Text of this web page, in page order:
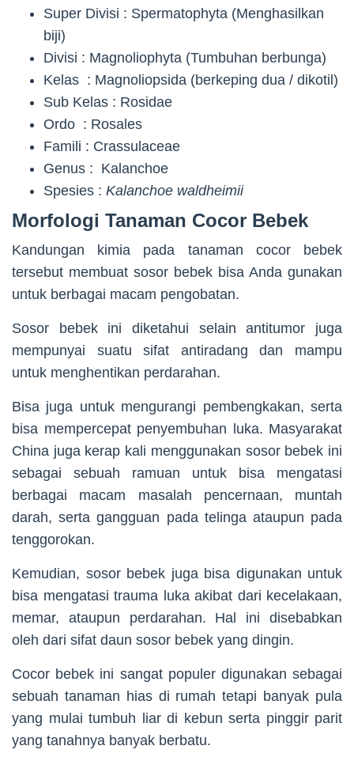
Super Divisi : Spermatophyta (Menghasilkan
biji)
Divisi : Magnoliophyta (Tumbuhan berbunga)
Kelas : Magnoliopsida (berkeping dua / dikotil)
Sub Kelas : Rosidae
Ordo : Rosales
Famili : Crassulaceae
Genus : Kalanchoe
Spesies : Kalanchoe waldheimii
Morfologi Tanaman Cocor Bebek
Kandungan kimia pada tanaman cocor bebek
tersebut membuat sosor bebek bisa Anda gunakan
untuk berbagai macam pengobatan.
Sosor bebek ini diketahui selain antitumor juga
mempunyai suatu sifat antiradang dan mampu
untuk menghentikan perdarahan.
Bisa juga untuk mengurangi pembengkakan, serta
bisa mempercepat penyembuhan luka. Masyarakat
China juga kerap kali menggunakan sosor bebek ini
sebagai sebuah ramuan untuk bisa mengatasi
berbagai macam masalah pencernaan, muntah
darah, serta gangguan pada telinga ataupun pada
tenggorokan.
Kemudian, sosor bebek juga bisa digunakan untuk
bisa mengatasi trauma luka akibat dari kecelakaan,
memar, ataupun perdarahan. Hal ini disebabkan
oleh dari sifat daun sosor bebek yang dingin.
Cocor bebek ini sangat populer digunakan sebagai
sebuah tanaman hias di rumah tetapi banyak pula
yang mulai tumbuh liar di kebun serta pinggir parit
yang tanahnya banyak berbatu.